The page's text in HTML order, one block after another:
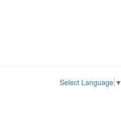
Select Language ▼